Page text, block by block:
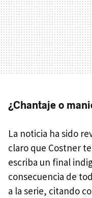
¿Chantaje o
La noticia ha sido
claro que Costner
escriba un final
consecuencia de
a la serie, citando